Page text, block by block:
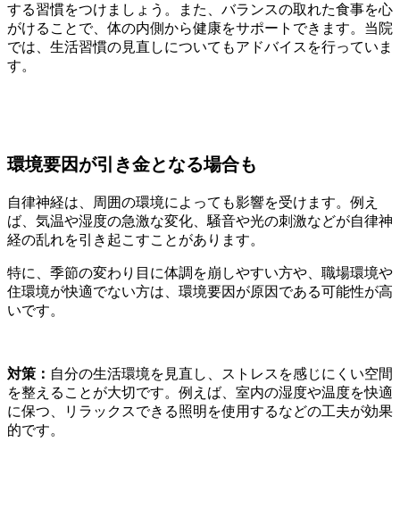
する習慣をつけましょう。また、バランスの取れた食事を心
がけることで、体の内側から健康をサポートできます。当院
では、生活習慣の見直しについてもアドバイスを行っていま
す。
環境要因が引き金となる場合も
自律神経は、周囲の環境によっても影響を受けます。例え
ば、気温や湿度の急激な変化、騒音や光の刺激などが自律神
経の乱れを引き起こすことがあります。
特に、季節の変わり目に体調を崩しやすい方や、職場環境や
住環境が快適でない方は、環境要因が原因である可能性が高
いです。
対策： 自分の生活環境を見直し、ストレスを感じにくい空間
を整えることが大切です。例えば、室内の湿度や温度を快適
に保つ、リラックスできる照明を使用するなどの工夫が効果
的です。